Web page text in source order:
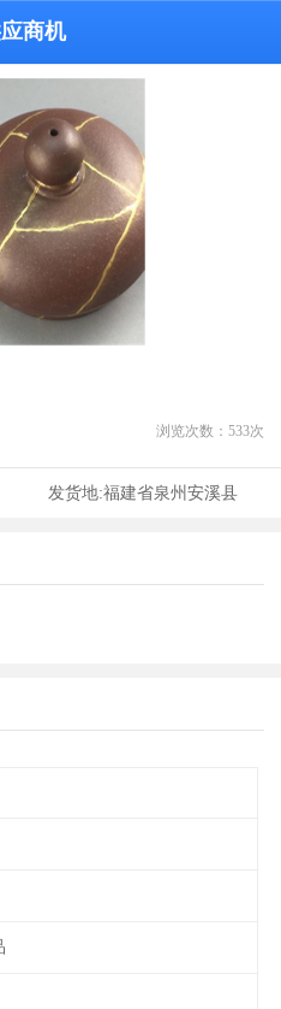
商机
浏览次数： 533次
发货地:福建省泉州安溪县